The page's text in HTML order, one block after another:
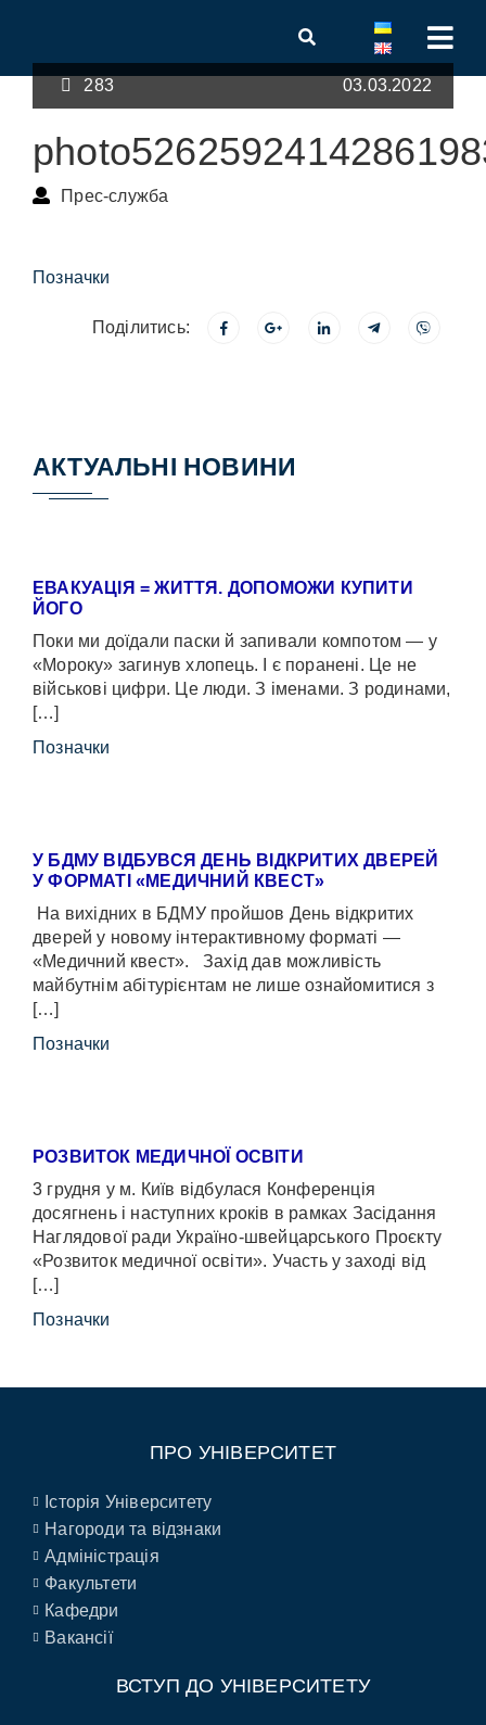
283 03.03.2022
Прес-служба
Позначки
Поділитись:
АКТУАЛЬНІ НОВИНИ
ЕВАКУАЦІЯ = ЖИТТЯ. ДОПОМОЖИ КУПИТИ
ЙОГО
Поки ми доїдали паски й запивали компотом — у
«Мороку» загинув хлопець. І є поранені. Це не
військові цифри. Це люди. З іменами. З родинами,
[…]
Позначки
У БДМУ ВІДБУВСЯ ДЕНЬ ВІДКРИТИХ ДВЕРЕЙ
У ФОРМАТІ «МЕДИЧНИЙ КВЕСТ»
На вихідних в БДМУ пройшов День відкритих
дверей у новому інтерактивному форматі —
«Медичний квест». Захід дав можливість
майбутнім абітурієнтам не лише ознайомитися з
[…]
Позначки
РОЗВИТОК МЕДИЧНОЇ ОСВІТИ
3 грудня у м. Київ відбулася Конференція
досягнень і наступних кроків в рамках Засідання
Наглядової ради Україно-швейцарського Проєкту
«Розвиток медичної освіти». Участь у заході від
[…]
Позначки
ПРО УНІВЕРСИТЕТ
Історія Університету
Нагороди та відзнаки
Адміністрація
Факультети
Кафедри
Вакансії
ВСТУП ДО УНІВЕРСИТЕТУ